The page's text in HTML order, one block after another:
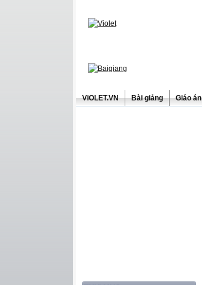
ViOLET.VN Bài giảng Giáo án